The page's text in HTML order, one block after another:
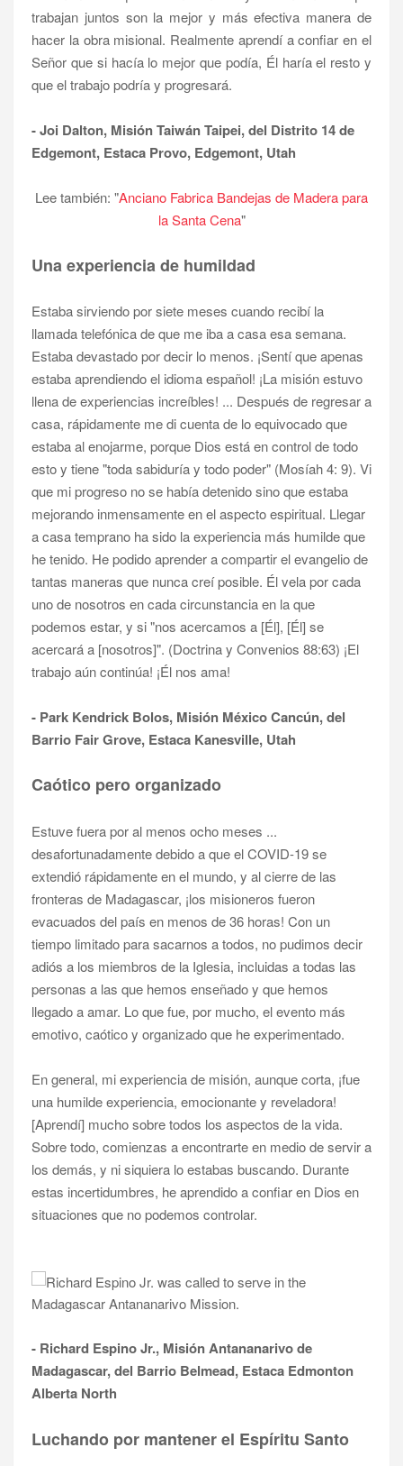
trabajan juntos son la mejor y más efectiva manera de
hacer la obra misional. Realmente aprendí a confiar en el
Señor que si hacía lo mejor que podía, Él haría el resto y
que el trabajo podría y progresará.
- Joi Dalton, Misión Taiwán Taipei, del Distrito 14 de
Edgemont, Estaca Provo, Edgemont, Utah
Lee también: "Anciano Fabrica Bandejas de Madera para
la Santa Cena"
Una experiencia de humildad
Estaba sirviendo por siete meses cuando recibí la
llamada telefónica de que me iba a casa esa semana.
Estaba devastado por decir lo menos. ¡Sentí que apenas
estaba aprendiendo el idioma español! ¡La misión estuvo
llena de experiencias increíbles! ... Después de regresar a
casa, rápidamente me di cuenta de lo equivocado que
estaba al enojarme, porque Dios está en control de todo
esto y tiene "toda sabiduría y todo poder" (Mosíah 4: 9). Vi
que mi progreso no se había detenido sino que estaba
mejorando inmensamente en el aspecto espiritual. Llegar
a casa temprano ha sido la experiencia más humilde que
he tenido. He podido aprender a compartir el evangelio de
tantas maneras que nunca creí posible. Él vela por cada
uno de nosotros en cada circunstancia en la que
podemos estar, y si "nos acercamos a [Él], [Él] se
acercará a [nosotros]". (Doctrina y Convenios 88:63) ¡El
trabajo aún continúa! ¡Él nos ama!
- Park Kendrick Bolos, Misión México Cancún, del
Barrio Fair Grove, Estaca Kanesville, Utah
Caótico pero organizado
Estuve fuera por al menos ocho meses ...
desafortunadamente debido a que el COVID-19 se
extendió rápidamente en el mundo, y al cierre de las
fronteras de Madagascar, ¡los misioneros fueron
evacuados del país en menos de 36 horas! Con un
tiempo limitado para sacarnos a todos, no pudimos decir
adiós a los miembros de la Iglesia, incluidas a todas las
personas a las que hemos enseñado y que hemos
llegado a amar. Lo que fue, por mucho, el evento más
emotivo, caótico y organizado que he experimentado.
En general, mi experiencia de misión, aunque corta, ¡fue
una humilde experiencia, emocionante y reveladora!
[Aprendí] mucho sobre todos los aspectos de la vida.
Sobre todo, comienzas a encontrarte en medio de servir a
los demás, y ni siquiera lo estabas buscando. Durante
estas incertidumbres, he aprendido a confiar en Dios en
situaciones que no podemos controlar.
- Richard Espino Jr., Misión Antananarivo de
Madagascar, del Barrio Belmead, Estaca Edmonton
Alberta North
Luchando por mantener el Espíritu Santo